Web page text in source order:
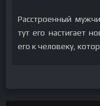
Расстроенный
тут его настигает
его к человеку,